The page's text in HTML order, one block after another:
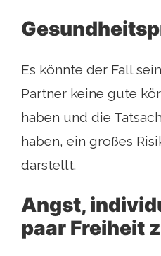
Es könnte der Fall
Partner keine gute
haben und die
haben, ein großes
darstellt.
Angst,
paar Freiheit